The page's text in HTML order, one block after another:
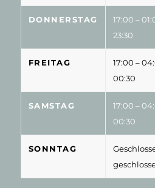
DONNERSTAG 17:00 –
23:30
FREITAG 17:00 –
00:30
SAMSTAG 17:00 –
00:30
SONNTAG